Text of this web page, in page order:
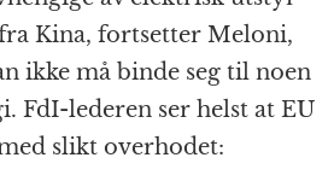
Kina, fortsetter Meloni,
ikke må binde seg til noen
FdI-lederen ser helst at EU
slikt overhodet: